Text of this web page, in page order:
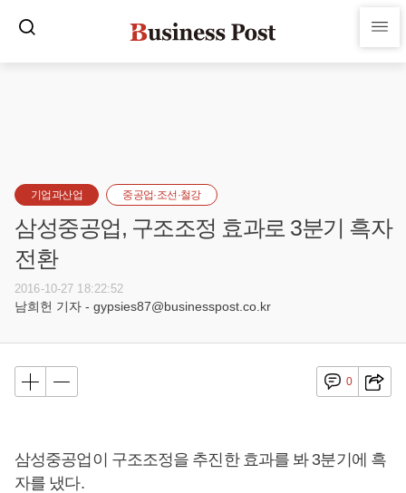
기업과산업 중공업·조선·철강
삼성중공업, 구조조정 효과로 3분기 흑자
전환
2016-10-27 18:22:52
남희헌 기자 - gypsies87@businesspost.co.kr
0
삼성중공업이 구조조정을 추진한 효과를 봐 3분기에 흑
자를 냈다.